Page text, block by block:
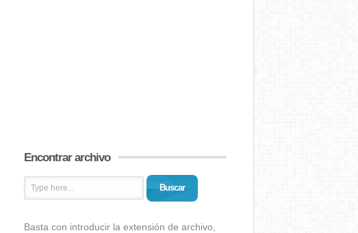
Encontrar archivo
Buscar
Basta con introducir la extensión de archivo,